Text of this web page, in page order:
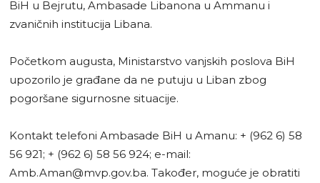
BiH u Bejrutu, Ambasade Libanona u Ammanu i
zvaničnih institucija Libana.
Početkom augusta, Ministarstvo vanjskih poslova BiH
upozorilo je građane da ne putuju u Liban zbog
pogoršane sigurnosne situacije.
Kontakt telefoni Ambasade BiH u Amanu: + (962 6) 58
56 921; + (962 6) 58 56 924; e-mail:
Amb.Aman@mvp.gov.ba. Također, moguće je obratiti